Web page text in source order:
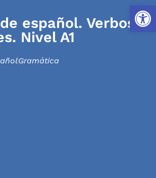
español. Verbos
Nivel A1
Gramática